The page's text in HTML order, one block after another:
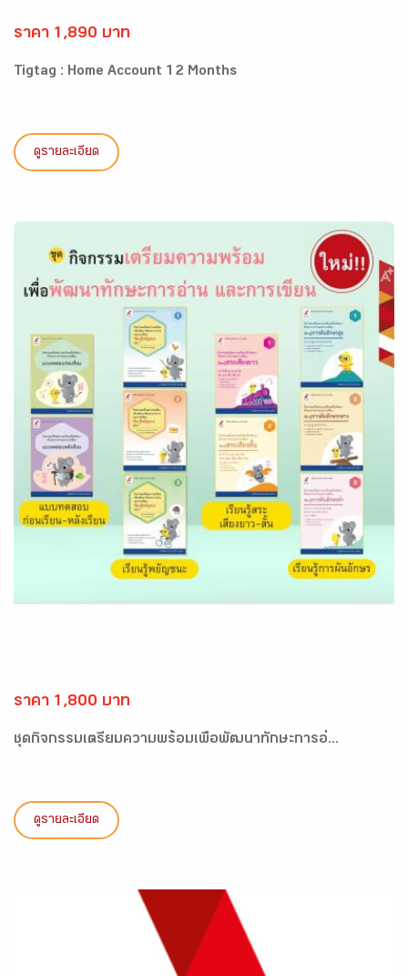
ราคา 1,890 บาท
Tigtag : Home Account 12 Months
ดูรายละเอียด
ราคา 1,800 บาท
ชุดกิจกรรมเตรียมความพร้อมเพื่อพัฒนาทักษะการอ่...
ดูรายละเอียด